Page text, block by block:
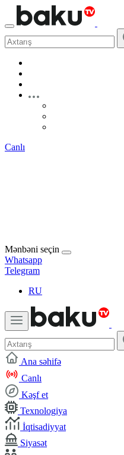
Canlı
Mənbəni seçin
Whatsapp
Telegram
RU
Ana səhifə
Canlı
Kəşf et
Texnologiya
İqtisadiyyat
Siyasət